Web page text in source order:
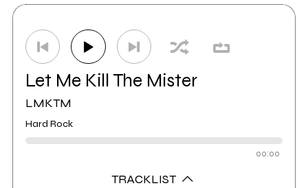
Let Me Kill The Mister
LMKTM
Hard Rock
00:00
TRACKLIST